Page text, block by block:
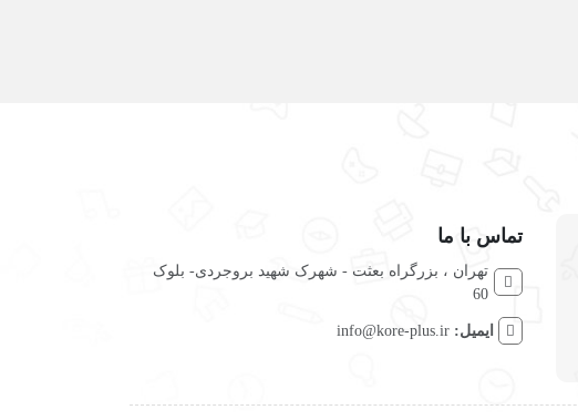
تماس با ما
تهران ، بزرگراه بعثت - شهرک شهید بروجردی- بلوک
60
ایمیل: info@kore-plus.ir